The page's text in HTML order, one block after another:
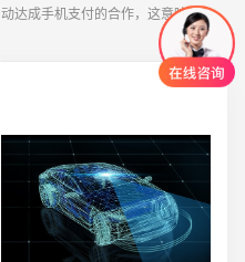
动达成手机支付的合作，这意味着
日后消费者在京东商城不仅可以使
用手机下订单，也可以在下完订单
选择支付方式时，直接选择“手机支